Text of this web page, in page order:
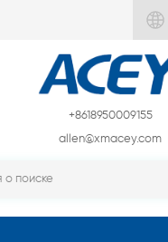
+8618950009155
allen@xmacey.com